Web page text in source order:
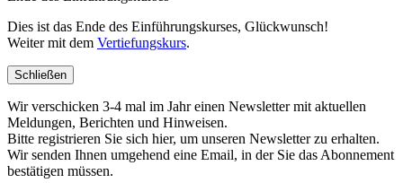
Dies ist das Ende des Einführungskurses, Glückwunsch!
Weiter mit dem Vertiefungskurs.
Schließen
Wir verschicken 3-4 mal im Jahr einen Newsletter mit aktuellen
Meldungen, Berichten und Hinweisen.
Bitte registrieren Sie sich hier, um unseren Newsletter zu erhalten.
Wir senden Ihnen umgehend eine Email, in der Sie das Abonnement
bestätigen müssen.